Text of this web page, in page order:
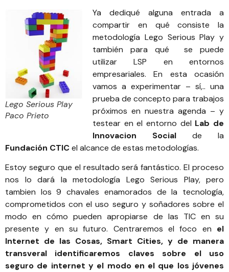
Lego Serious Play
Paco Prieto
Ya dediqué alguna entrada a
compartir en qué consiste la
metodología Lego Serious Play y
también para qué se puede
utilizar LSP en entornos
empresariales. En esta ocasión
vamos a experimentar – sí,.. una
prueba de concepto para trabajos
próximos en nuestra agenda – y
testear en el entorno del Lab de
Innovacion Social de la
Fundación CTICel alcance de estas metodologías.
Estoy seguro que el resultado será fantástico. El proceso
nos lo dará la metodología Lego Serious Play, pero
tambien los 9 chavales enamorados de la tecnología,
comprometidos con el uso seguro y soñadores sobre el
modo en cómo pueden apropiarse de las TIC en su
presente y en su futuro. Centraremos el foco en el
Internet de las Cosas, Smart Cities, y de manera
transveral identificaremos claves sobre el uso
seguro de internet y el modo en el que los jóvenes